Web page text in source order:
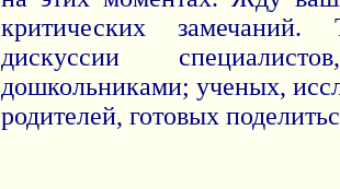
критических
дискуссии
дошкольниками; ученых,
родителей, готовых